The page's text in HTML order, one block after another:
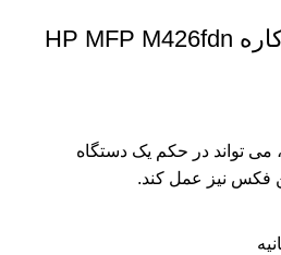
پرینتر لیزری چهارکاره HP MFP M426fdn
می تواند در حکم یک دستگاه
فکس نیز عمل کند.